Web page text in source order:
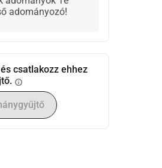
adományozó!
csatlakozz ehhez
info